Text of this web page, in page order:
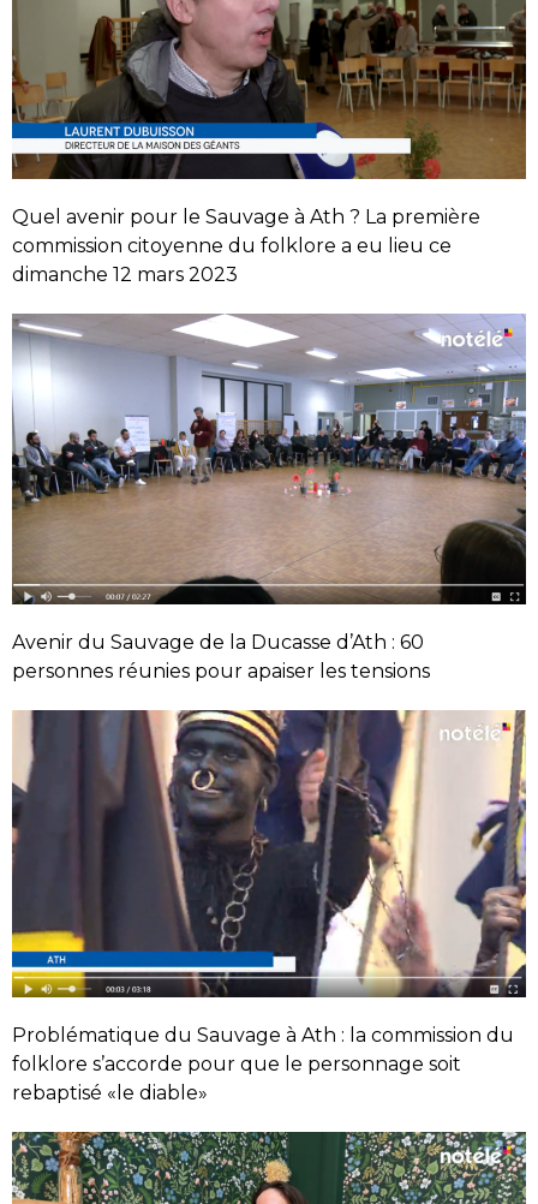
Quel avenir pour le Sauvage à Ath ? La première
commission citoyenne du folklore a eu lieu ce
dimanche 12 mars 2023
Avenir du Sauvage de la Ducasse d’Ath : 60
personnes réunies pour apaiser les tensions
Problématique du Sauvage à Ath : la commission du
folklore s’accorde pour que le personnage soit
rebaptisé «le diable»